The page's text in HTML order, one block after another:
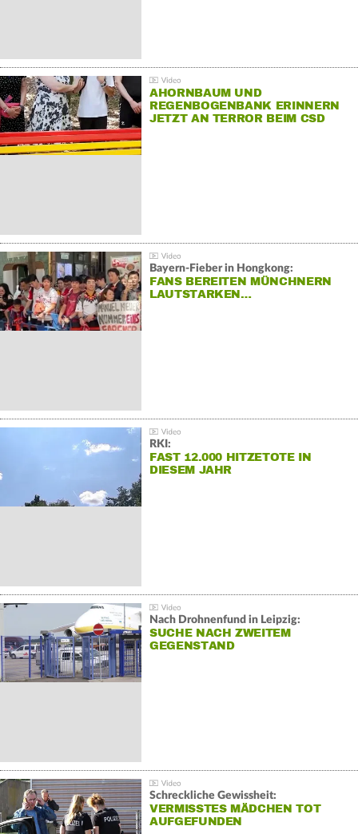
AHORNBAUM UND
REGENBOGENBANK ERINNERN
JETZT AN TERROR BEIM CSD
Bayern-Fieber in Hongkong:
FANS BEREITEN MÜNCHNERN
LAUTSTARKEN…
RKI:
FAST 12.000 HITZETOTE IN
DIESEM JAHR
Nach Drohnenfund in Leipzig:
SUCHE NACH ZWEITEM
GEGENSTAND
Schreckliche Gewissheit:
VERMISSTES MÄDCHEN TOT
AUFGEFUNDEN